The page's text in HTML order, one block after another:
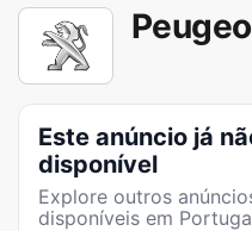
Este anúncio já
disponível
Explore outros
disponíveis em